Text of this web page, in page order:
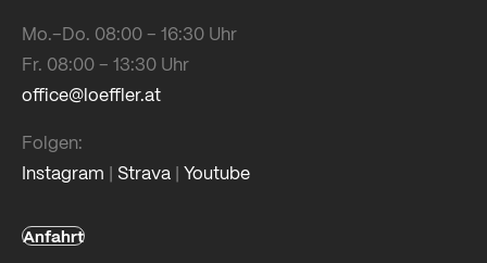
Mo.–Do. 08:00 – 16:30 Uhr
Fr. 08:00 – 13:30 Uhr
office@loeffler.at
Folgen:
Instagram | Strava | Youtube
Anfahrt